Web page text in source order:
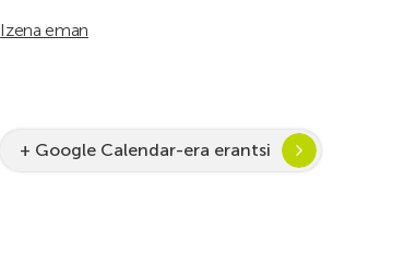
Izena eman
+ Google Calendar-era erantsi